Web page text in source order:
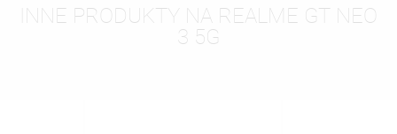
INNE PRODUKTY NA REALME GT NEO
3 5G